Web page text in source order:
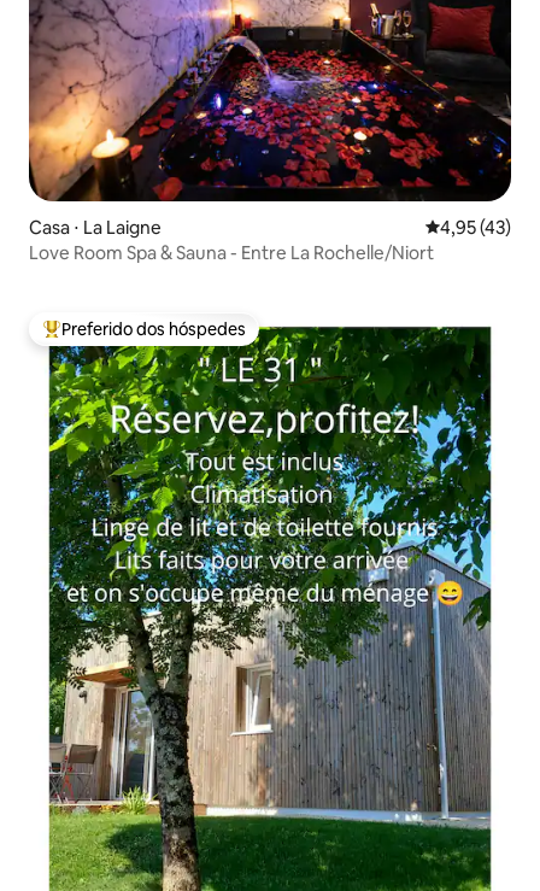
Casa ⋅ La Laigne 4,95 de uma
4,95 (43)
Love Room Spa & Sauna - Entre La Rochelle/Niort
Entre os melhores preferidos dos hóspedes
Preferido dos hóspedes